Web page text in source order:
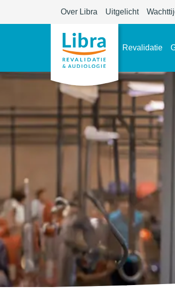
Over Libra Uitgelicht
Revalidatie